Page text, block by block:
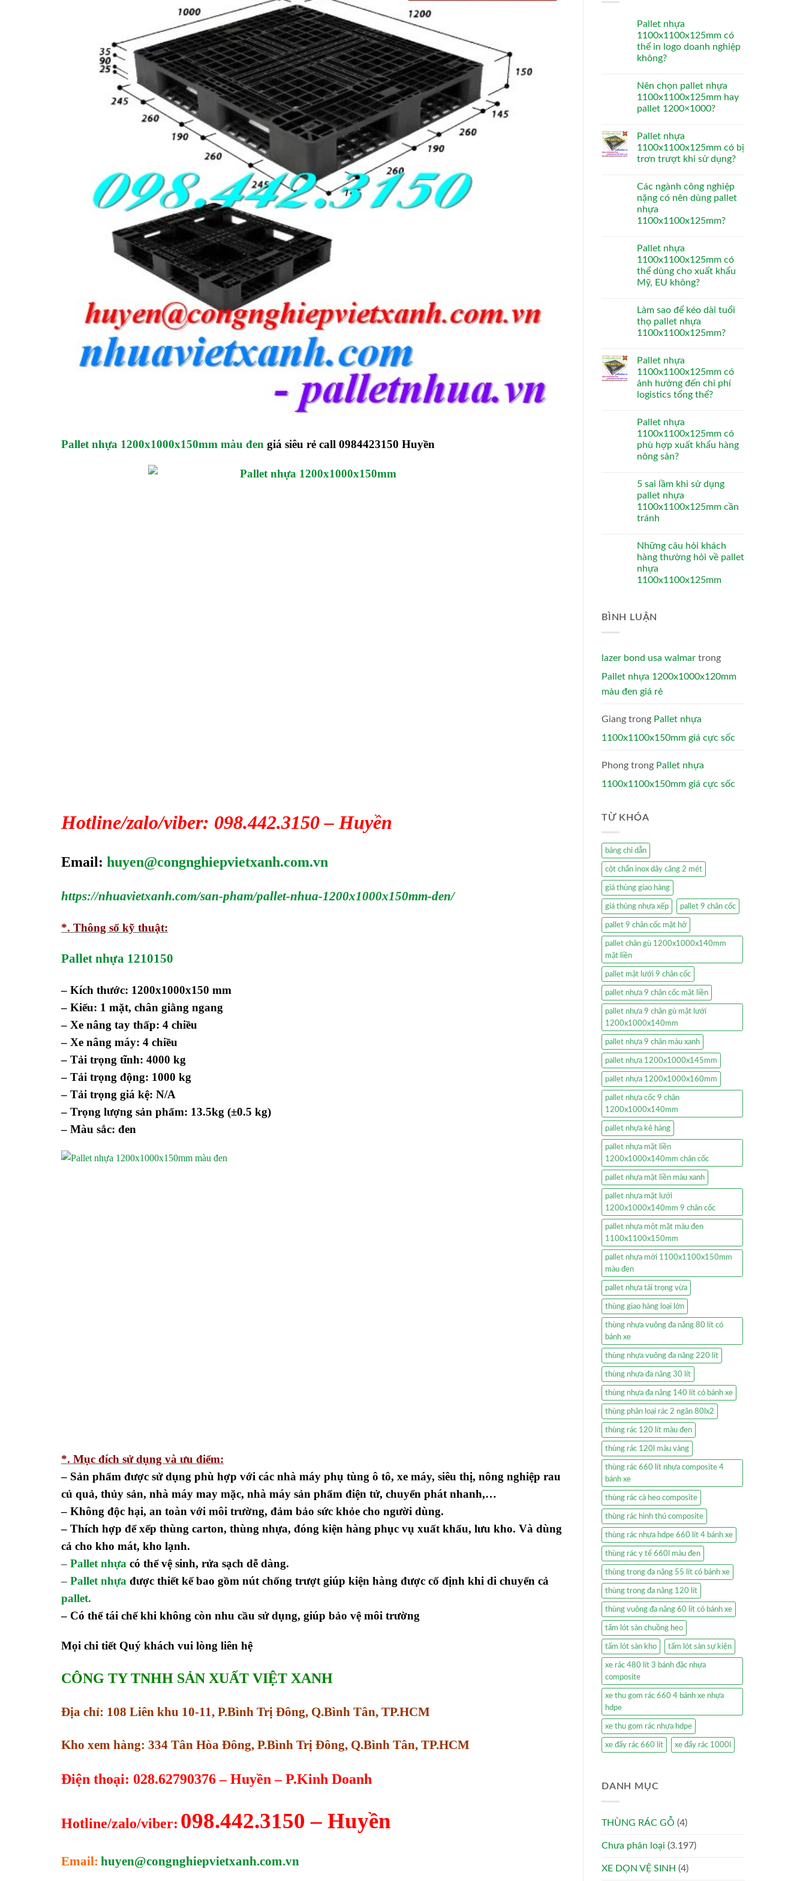
Pallet nhựa 1200x1000x150mm màu đen giá siêu rẻ call 0984423150 Huyền
Hotline/zalo/viber: 098.442.3150 – Huyền
Email: huyen@congnghiepvietxanh.com.vn
https://nhuavietxanh.com/san-pham/pallet-nhua-1200x1000x150mm-den/
*. Thông số kỹ thuật:
Pallet nhựa 1210150
– Kích thước: 1200x1000x150 mm
– Kiểu: 1 mặt, chân giằng ngang
– Xe nâng tay thấp: 4 chiều
– Xe nâng máy: 4 chiều
– Tải trọng tĩnh: 4000 kg
– Tải trọng động: 1000 kg
– Tải trọng giá kệ: N/A
– Trọng lượng sản phẩm: 13.5kg (±0.5 kg)
– Màu sắc: đen
*. Mục đích sử dụng và ưu điểm:
– Sản phẩm được sử dụng phù hợp với các nhà máy phụ tùng ô tô, xe máy, siêu thị, nông nghiệp rau
củ quả, thủy sản, nhà máy may mặc, nhà máy sản phẩm điện tử, chuyển phát nhanh,…
– Không độc hại, an toàn với môi trường, đảm bảo sức khỏe cho người dùng.
– Thích hợp để xếp thùng carton, thùng nhựa, đóng kiện hàng phục vụ xuất khẩu, lưu kho. Và dùng
cả cho kho mát, kho lạnh.
– Pallet nhựa có thể vệ sinh, rửa sạch dễ dàng.
– Pallet nhựa được thiết kế bao gồm nút chống trượt giúp kiện hàng được cố định khi di chuyển cả
pallet.
– Có thể tái chế khi không còn nhu cầu sử dụng, giúp bảo vệ môi trường
Mọi chi tiết Quý khách vui lòng liên hệ
CÔNG TY TNHH SẢN XUẤT VIỆT XANH
Địa chỉ: 108 Liên khu 10-11, P.Bình Trị Đông, Q.Bình Tân, TP.HCM
Kho xem hàng: 334 Tân Hòa Đông, P.Bình Trị Đông, Q.Bình Tân, TP.HCM
Điện thoại: 028.62790376 – Huyền – P.Kinh Doanh
Hotline/zalo/viber: 098.442.3150 – Huyền
Email: huyen@congnghiepvietxanh.com.vn
Pallet nhựa
1100x1100x125mm có
thể in logo doanh nghiệp
không?
Nên chọn pallet nhựa
1100x1100x125mm hay
pallet 1200×1000?
Pallet nhựa
1100x1100x125mm có bị
trơn trượt khi sử dụng?
Các ngành công nghiệp
nặng có nên dùng pallet
nhựa
1100x1100x125mm?
Pallet nhựa
1100x1100x125mm có
thể dùng cho xuất khẩu
Mỹ, EU không?
Làm sao để kéo dài tuổi
thọ pallet nhựa
1100x1100x125mm?
Pallet nhựa
1100x1100x125mm có
ảnh hưởng đến chi phí
logistics tổng thể?
Pallet nhựa
1100x1100x125mm có
phù hợp xuất khẩu hàng
nông sản?
5 sai lầm khi sử dụng
pallet nhựa
1100x1100x125mm cần
tránh
Những câu hỏi khách
hàng thường hỏi về pallet
nhựa
1100x1100x125mm
BÌNH LUẬN
lazer bond usa walmar trong
Pallet nhựa 1200x1000x120mm
màu đen giá rẻ
Giang trong Pallet nhựa
1100x1100x150mm giá cực sốc
Phong trong Pallet nhựa
1100x1100x150mm giá cực sốc
TỪ KHÓA
bảng chỉ dẫn
cột chắn inox dây căng 2 mét
giá thùng giao hàng
giá thùng nhựa xếp pallet 9 chân cốc
pallet 9 chân cốc mặt hở
pallet chân gù 1200x1000x140mm
mặt liền
pallet mặt lưới 9 chân cốc
pallet nhựa 9 chân cốc mặt liền
pallet nhựa 9 chân gù mặt lưới
1200x1000x140mm
pallet nhựa 9 chân màu xanh
pallet nhựa 1200x1000x145mm
pallet nhựa 1200x1000x160mm
pallet nhựa cốc 9 chân
1200x1000x140mm
pallet nhựa kê hàng
pallet nhựa mặt liền
1200x1000x140mm chân cốc
pallet nhựa mặt liền màu xanh
pallet nhựa mặt lưới
1200x1000x140mm 9 chân cốc
pallet nhựa một mặt màu đen
1100x1100x150mm
pallet nhựa mới 1100x1100x150mm
màu đen
pallet nhựa tải trọng vừa
thùng giao hàng loại lớn
thùng nhựa vuông đa năng 80 lít có
bánh xe
thùng nhựa vuông đa năng 220 lít
thùng nhựa đa năng 30 lít
thùng nhựa đa năng 140 lít có bánh xe
thùng phân loại rác 2 ngăn 80lx2
thùng rác 120 lít màu đen
thùng rác 120l màu vàng
thùng rác 660 lít nhựa composite 4
bánh xe
thùng rác cà heo composite
thùng rác hình thú composite
thùng rác nhựa hdpe 660 lít 4 bánh xe
thùng rác y tế 660l màu đen
thùng trong đa năng 55 lít có bánh xe
thùng trong đa năng 120 lít
thùng vuông đa năng 60 lít có bánh xe
tấm lót sàn chuồng heo
tấm lót sàn kho tấm lót sàn sự kiện
xe rác 480 lít 3 bánh đặc nhựa
composite
xe thu gom rác 660 4 bánh xe nhựa
hdpe
xe thu gom rác nhựa hdpe
xe đẩy rác 660 lít xe đẩy rác 1000l
DANH MỤC
THÙNG RÁC GỖ (4)
Chưa phân loại (3.197)
XE DỌN VỆ SINH (4)